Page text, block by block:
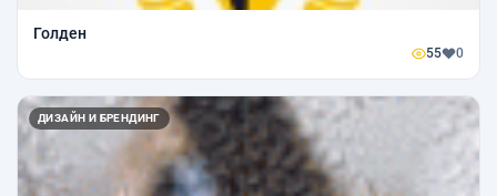
Голден
55 0
ДИЗАЙН И БРЕНДИНГ